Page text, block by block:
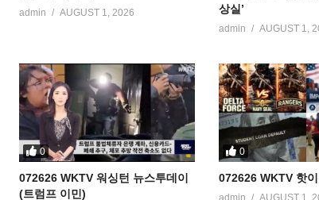
admin AUGUST 1, 2026
상실’
admin AUGUST 1,
0
072626 WKTV 워싱턴 뉴스투데이
(트럼프 이민)
0
072626 WKTV 핫
admin AUGUST 1,